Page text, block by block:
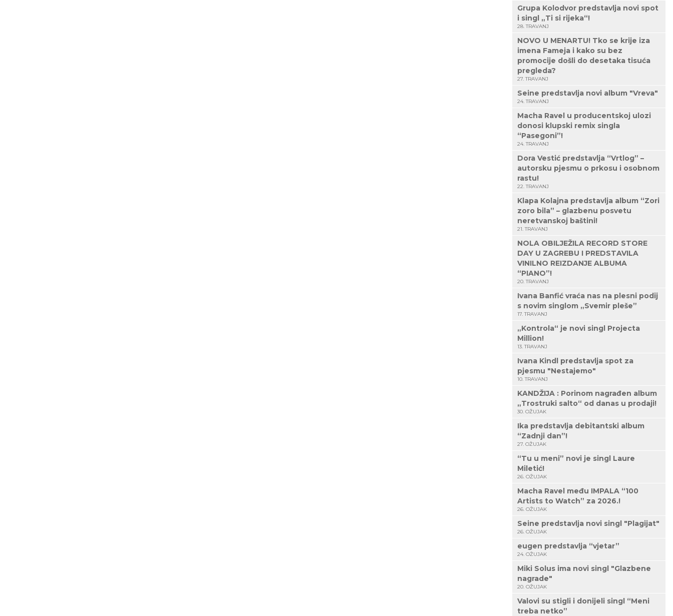
Grupa Kolodvor predstavlja novi spot
i singl „Ti si rijeka“!
28. TRAVANJ
NOVO U MENARTU! Tko se krije iza
imena Fameja i kako su bez
promocije došli do desetaka tisuća
pregleda?
27. TRAVANJ
Seine predstavlja novi album "Vreva"
24. TRAVANJ
Macha Ravel u producentskoj ulozi
donosi klupski remix singla
“Pasegoni”!
24. TRAVANJ
Dora Vestić predstavlja “Vrtlog” –
autorsku pjesmu o prkosu i osobnom
rastu!
22. TRAVANJ
Klapa Kolajna predstavlja album “Zori
zoro bila” – glazbenu posvetu
neretvanskoj baštini!
21. TRAVANJ
NOLA OBILJEŽILA RECORD STORE
DAY U ZAGREBU I PREDSTAVILA
VINILNO REIZDANJE ALBUMA
“PIANO”!
20. TRAVANJ
Ivana Banfić vraća nas na plesni podij
s novim singlom „Svemir pleše”
17. TRAVANJ
„Kontrola“ je novi singl Projecta
Million!
13. TRAVANJ
Ivana Kindl predstavlja spot za
pjesmu "Nestajemo"
10. TRAVANJ
KANDŽIJA : Porinom nagrađen album
„Trostruki salto“ od danas u prodaji!
30. OŽUJAK
Ika predstavlja debitantski album
“Zadnji dan”!
27. OŽUJAK
“Tu u meni” novi je singl Laure
Miletić!
26. OŽUJAK
Macha Ravel među IMPALA “100
Artists to Watch” za 2026.!
26. OŽUJAK
Seine predstavlja novi singl "Plagijat"
26. OŽUJAK
eugen predstavlja “vjetar”
24. OŽUJAK
Miki Solus ima novi singl "Glazbene
nagrade"
20. OŽUJAK
Valovi su stigli i donijeli singl “Meni
treba netko”